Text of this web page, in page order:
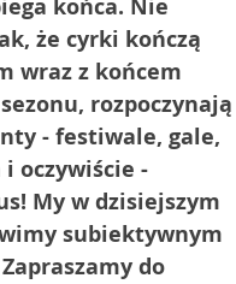
końca. Nie
że cyrki kończą
wraz z końcem
rozpoczynają
- festiwale, gale,
oczywiście -
My w dzisiejszym
subiektywnym
do